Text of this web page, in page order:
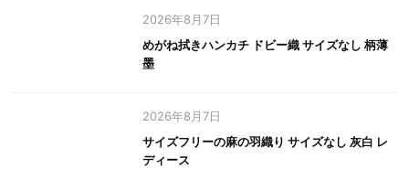
2026年8月7日
めがね拭きハンカチ ドビー織 サイズなし 柄薄
墨
2026年8月7日
サイズフリーの麻の羽織り サイズなし 灰白 レ
ディース